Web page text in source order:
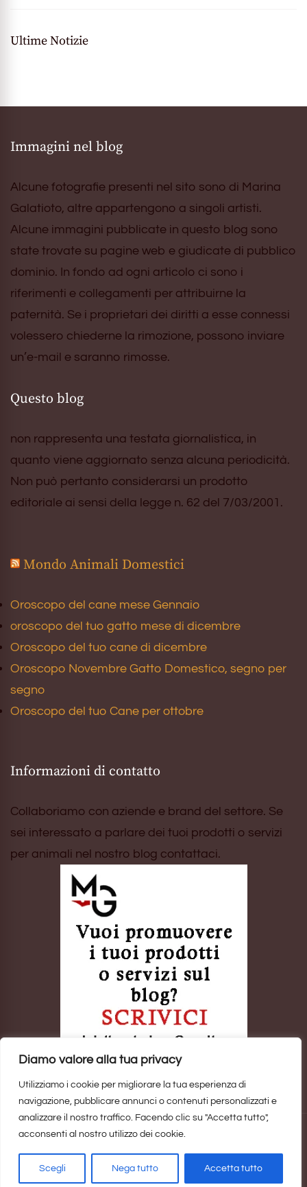
Diamo valore alla tua privacy
Utilizziamo i cookie per migliorare la tua esperienza di
navigazione, pubblicare annunci o contenuti personalizzati e
analizzare il nostro traffico. Facendo clic su "Accetta tutto",
acconsenti al nostro utilizzo dei cookie.
Scegli Nega tutto Accetta tutto
Ultime Notizie
Immagini nel blog
Alcune fotografie presenti nel sito sono di Marina
Galatioto, altre appartengono a singoli artisti.
Alcune immagini pubblicate in questo blog sono
state trovate su pagine web e giudicate di pubblico
dominio. In fondo ad ogni articolo ci sono i
riferimenti e collegamenti per attribuirne la
paternità. Se i proprietari dei diritti a esse connessi
volessero chiederne la rimozione, possono inviare
un’e-mail e saranno rimosse.
Questo blog
non rappresenta una testata giornalistica, in
quanto viene aggiornato senza alcuna periodicità.
Non può pertanto considerarsi un prodotto
editoriale ai sensi della legge n. 62 del 7/03/2001.
Mondo Animali Domestici
Oroscopo del cane mese Gennaio
oroscopo del tuo gatto mese di dicembre
Oroscopo del tuo cane di dicembre
Oroscopo Novembre Gatto Domestico, segno per
segno
Oroscopo del tuo Cane per ottobre
Informazioni di contatto
Collaboriamo con aziende e brand del settore. Se
sei interessato a parlare dei tuoi prodotti o servizi
per animali nel nostro blog contattaci.
Sito realizzato daMarina Galatioto. ©2025 Tutti i Diritti Riservati -
Privacy Policy
Privacy Policy Copyright, Privacy & Cookies Policy